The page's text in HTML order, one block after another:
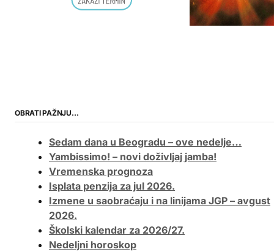
OBRATI PAŽNJU…
Sedam dana u Beogradu – ove nedelje…
Yambissimo! – novi doživljaj jamba!
Vremenska prognoza
Isplata penzija za jul 2026.
Izmene u saobraćaju i na linijama JGP – avgust
2026.
Školski kalendar za 2026/27.
Nedeljni horoskop